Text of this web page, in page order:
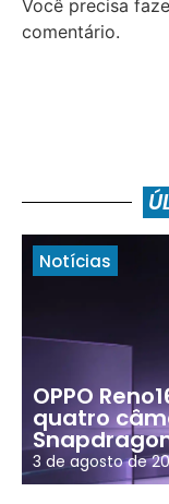
Você precisa
comentário.
Notícias
OPPO
quatro
3 de agosto de